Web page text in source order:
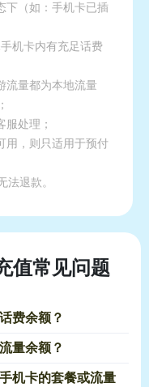
下（如：手机卡已插
机卡内有充足话费
流量都为本地流量
处理；
用，则只适用于预付
法退款。
值常见问题
费余额？
量余额？
机卡的套餐或流量